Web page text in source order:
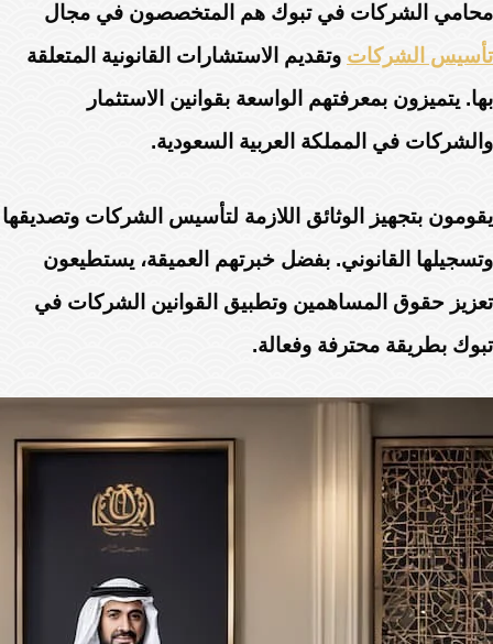
محامي الشركات في تبوك هم المتخصصون في مجال
تأسيس الشركات وتقديم الاستشارات القانونية المتعلقة
بها. يتميزون بمعرفتهم الواسعة بقوانين الاستثمار
والشركات في المملكة العربية السعودية.
يقومون بتجهيز الوثائق اللازمة لتأسيس الشركات وتصديقها
وتسجيلها القانوني. بفضل خبرتهم العميقة، يستطيعون
تعزيز حقوق المساهمين وتطبيق القوانين الشركات في
تبوك بطريقة محترفة وفعالة.